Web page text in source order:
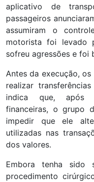
aplicativo de
passageiros
assumiram o
motorista foi levado
sofreu agressões e foi
Antes da execução,
realizar
indica que, após
financeiras, o grupo
impedir que ele
utilizadas nas
dos valores.
Embora tenha sido
procedimento